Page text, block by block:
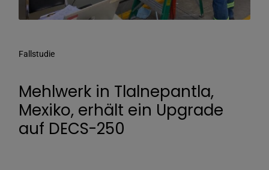
Fallstudie
Mehlwerk in Tlalnepantla,
Mexiko, erhält ein Upgrade
auf DECS-250